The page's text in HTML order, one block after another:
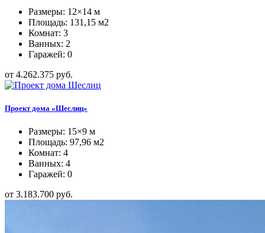
Размеры: 12×14 м
Площадь: 131,15 м2
Комнат: 3
Ванных: 2
Гаражей: 0
от 4.262.375 руб.
Проект дома «Шеслиц»
Размеры: 15×9 м
Площадь: 97,96 м2
Комнат: 4
Ванных: 4
Гаражей: 0
от 3.183.700 руб.